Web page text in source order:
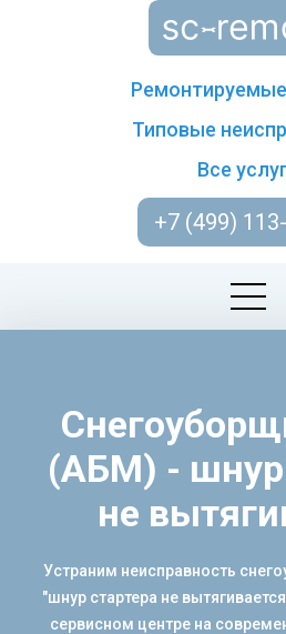
Типовые
Все
+7 (499)
(АБМ) - шнур
не
Устраним неисправность
"шнур стартера не
сервисном центре на